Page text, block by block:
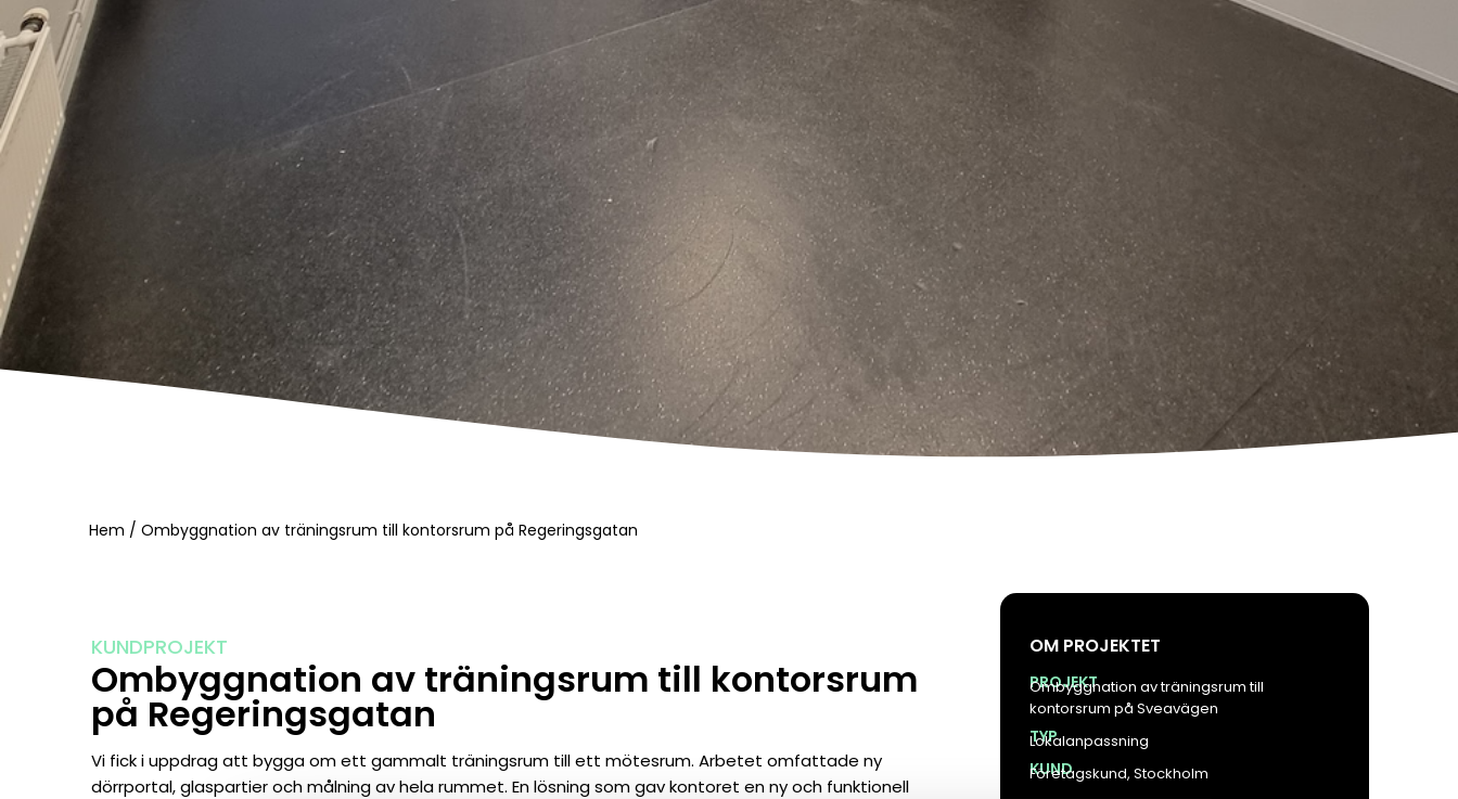
Hem / Ombyggnation av träningsrum till kontorsrum på Regeringsgatan
KUNDPROJEKT
Ombyggnation av träningsrum till kontorsrum
på Regeringsgatan
Vi fick i uppdrag att bygga om ett gammalt träningsrum till ett mötesrum. Arbetet omfattade ny
dörrportal, glaspartier och målning av hela rummet. En lösning som gav kontoret en ny och funktionell
OM PROJEKTET
PROJEKT
Ombyggnation av träningsrum till
kontorsrum på Sveavägen
TYP
Lokalanpassning
KUND
Företagskund, Stockholm